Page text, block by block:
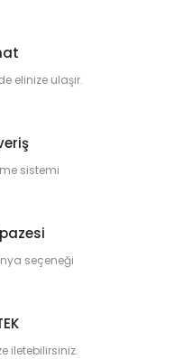
elinize ulaşır.
sistemi
seçeneği
iletebilirsiniz.